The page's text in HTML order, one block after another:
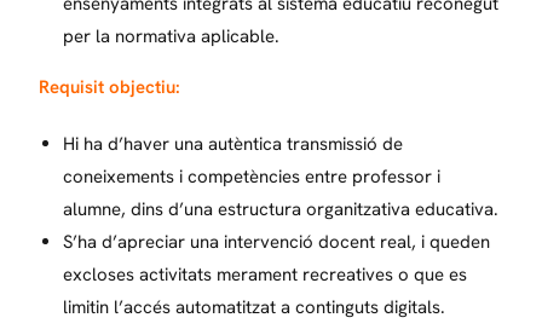
per la normativa aplicable.
Requisit objectiu:
Hi ha d’haver una autèntica transmissió de
coneixements i competències entre professor i
alumne, dins d’una estructura organitzativa educativa.
S’ha d’apreciar una intervenció docent real, i queden
excloses activitats merament recreatives o que es
limitin l’accés automatitzat a continguts digitals.